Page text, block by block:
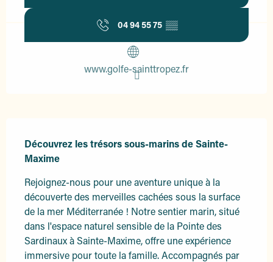
04 94 55 75 ▒▒
www.golfe-sainttropez.fr
Découvrez les trésors sous-marins de Sainte-
Maxime
Rejoignez-nous pour une aventure unique à la
découverte des merveilles cachées sous la surface
de la mer Méditerranée ! Notre sentier marin, situé
dans l'espace naturel sensible de la Pointe des
Sardinaux à Sainte-Maxime, offre une expérience
immersive pour toute la famille. Accompagnés par